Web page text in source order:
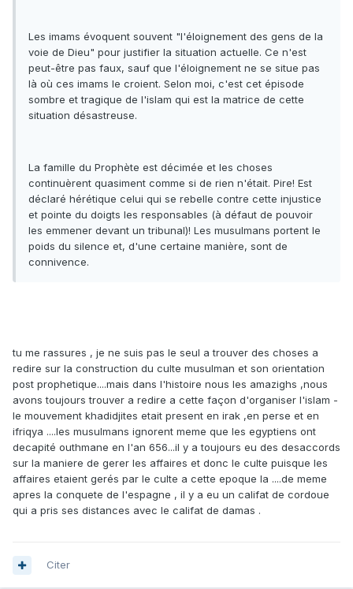
Les imams évoquent souvent "l'éloignement des gens de la
voie de Dieu" pour justifier la situation actuelle. Ce n'est
peut-être pas faux, sauf que l'éloignement ne se situe pas
là où ces imams le croient. Selon moi, c'est cet épisode
sombre et tragique de l'islam qui est la matrice de cette
situation désastreuse.
La famille du Prophète est décimée et les choses
continuèrent quasiment comme si de rien n'était. Pire! Est
déclaré hérétique celui qui se rebelle contre cette injustice
et pointe du doigts les responsables (à défaut de pouvoir
les emmener devant un tribunal)! Les musulmans portent le
poids du silence et, d'une certaine manière, sont de
connivence.
tu me rassures , je ne suis pas le seul a trouver des choses a
redire sur la construction du culte musulman et son orientation
post prophetique....mais dans l'histoire nous les amazighs ,nous
avons toujours trouver a redire a cette façon d'organiser l'islam -
le mouvement khadidjites etait present en irak ,en perse et en
ifriqya ....les musulmans ignorent meme que les egyptiens ont
decapité outhmane en l'an 656...il y a toujours eu des desaccords
sur la maniere de gerer les affaires et donc le culte puisque les
affaires etaient gerés par le culte a cette epoque la ....de meme
apres la conquete de l'espagne , il y a eu un califat de cordoue
qui a pris ses distances avec le califat de damas .
Citer